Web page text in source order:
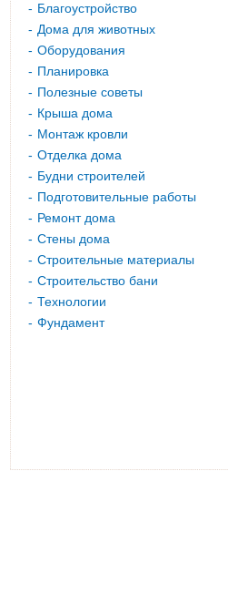
Благоустройство
Дома для животных
Оборудования
Планировка
Полезные советы
Крыша дома
Монтаж кровли
Отделка дома
Будни строителей
Подготовительные работы
Ремонт дома
Стены дома
Строительные материалы
Строительство бани
Технологии
Фундамент